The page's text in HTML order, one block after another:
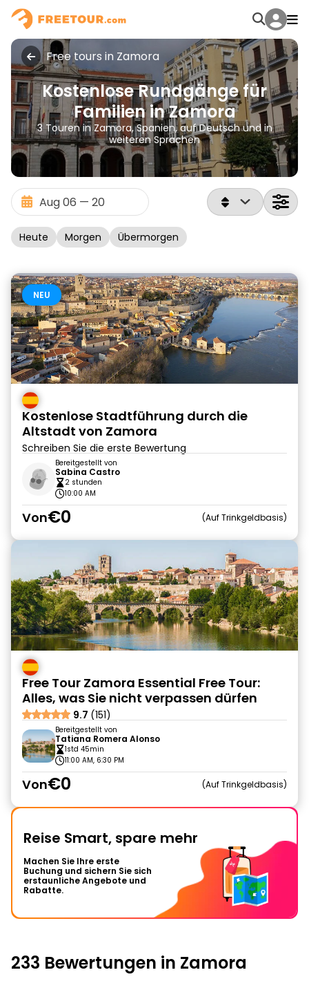
Free tours in Zamora
Kostenlose Rundgänge für
Familien in Zamora
3 Touren in Zamora, Spanien, auf Deutsch und in
weiteren Sprachen
Heute Morgen Übermorgen
NEU
Kostenlose Stadtführung durch die
Altstadt von Zamora
Schreiben Sie die erste Bewertung
Bereitgestellt von
Sabina Castro
2 stunden
10:00 AM
Von€0 Auf Trinkgeldbasis
Free Tour Zamora Essential Free Tour:
Alles, was Sie nicht verpassen dürfen
9.7 (151)
Bereitgestellt von
Tatiana Romera Alonso
1std 45min
11:00 AM, 6:30 PM
Von€0 Auf Trinkgeldbasis
Reise Smart, spare mehr
Machen Sie Ihre erste
Buchung und sichern Sie sich
erstaunliche Angebote und
Rabatte.
233 Bewertungen in Zamora